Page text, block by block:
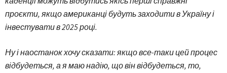
проєкти, якщо американці будуть заходити в Україну і
інвестувати в 2025 році.
Ну і наостанок хочу сказати: якщо все-таки цей процес
відбудеться, а я маю надію, що він відбудеться, то,